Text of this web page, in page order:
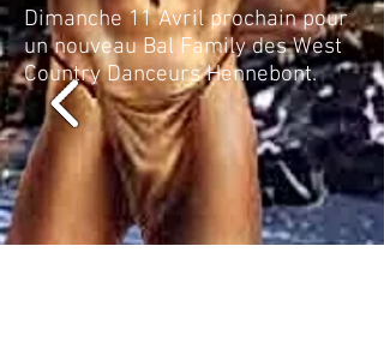
Dimanche 11 Avril prochain pour
un nouveau Bal Family des West
Country Danceurs Hennebont.